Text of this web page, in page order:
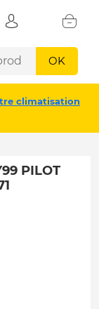
OK
climatisation
PILOT